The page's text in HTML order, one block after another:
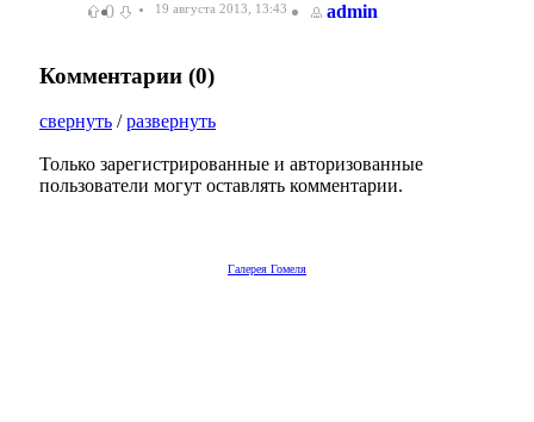
0 19 августа 2013, 13:43 admin
Комментарии (0)
свернуть /развернуть
Только зарегистрированные и авторизованные
пользователи могут оставлять комментарии.
Галерея Гомеля